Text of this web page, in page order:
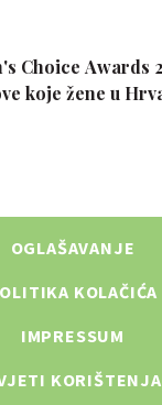
OGLAŠAVANJE
KOLAČIĆA
IMPRESSUM
KORIŠTENJA